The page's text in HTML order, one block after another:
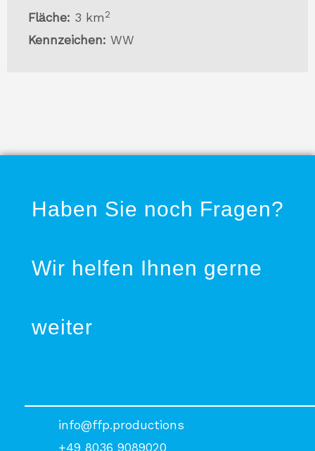
Fläche: 3 km 2
Kennzeichen: WW
Haben Sie noch Fragen?
Wir helfen Ihnen gerne
weiter
info@ffp.productions
+49 8036 9089020